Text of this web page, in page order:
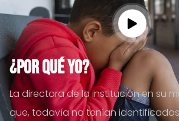
¿Por qué Yo?
La directora de la institución en su
que, todavía no tenían